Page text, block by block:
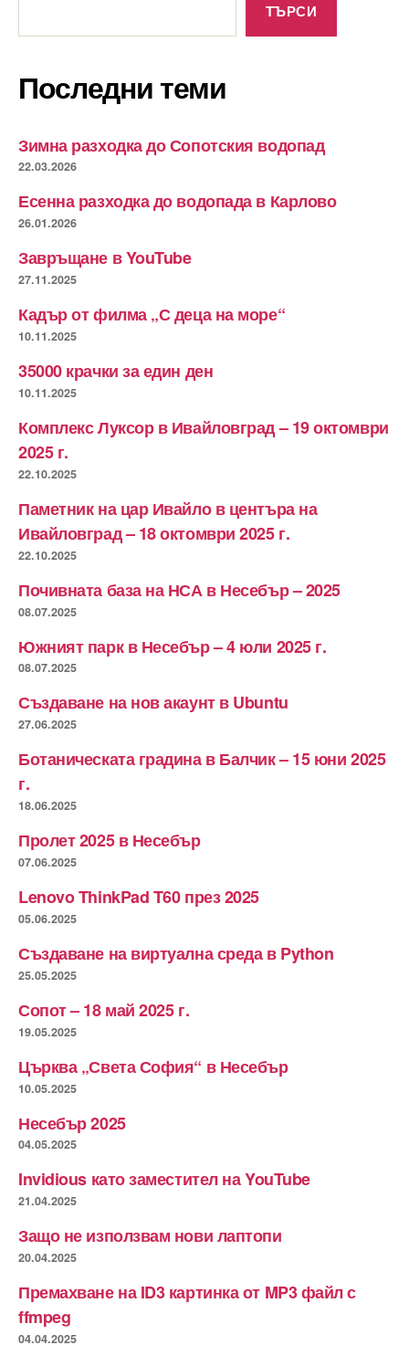
ТЪРСИ
Последни теми
Зимна разходка до Сопотския водопад
22.03.2026
Есенна разходка до водопада в Карлово
26.01.2026
Завръщане в YouTube
27.11.2025
Кадър от филма „С деца на море“
10.11.2025
35000 крачки за един ден
10.11.2025
Комплекс Луксор в Ивайловград – 19 октомври
2025 г.
22.10.2025
Паметник на цар Ивайло в центъра на
Ивайловград – 18 октомври 2025 г.
22.10.2025
Почивната база на НСА в Несебър – 2025
08.07.2025
Южният парк в Несебър – 4 юли 2025 г.
08.07.2025
Създаване на нов акаунт в Ubuntu
27.06.2025
Ботаническата градина в Балчик – 15 юни 2025
г.
18.06.2025
Пролет 2025 в Несебър
07.06.2025
Lenovo ThinkPad T60 през 2025
05.06.2025
Създаване на виртуална среда в Python
25.05.2025
Сопот – 18 май 2025 г.
19.05.2025
Църква „Света София“ в Несебър
10.05.2025
Несебър 2025
04.05.2025
Invidious като заместител на YouTube
21.04.2025
Защо не използвам нови лаптопи
20.04.2025
Премахване на ID3 картинка от MP3 файл с
ffmpeg
04.04.2025